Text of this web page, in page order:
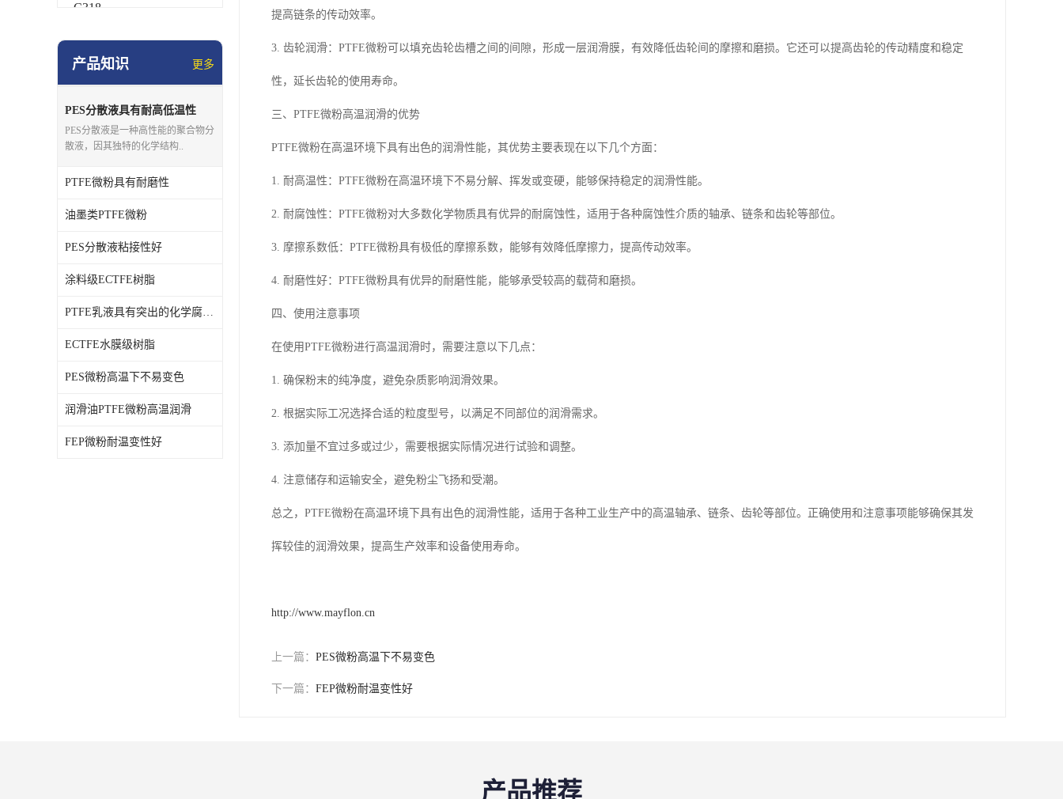
C318
HFP
PE蜡粉
PE改性蜡粉
产品知识 更多
PES分散液具有耐高低温性
PES分散液是一种高性能的聚合物分
散液，因其独特的化学结构..
PTFE微粉具有耐磨性
油墨类PTFE微粉
PES分散液粘接性好
涂料级ECTFE树脂
PTFE乳液具有突出的化学腐蚀能力
ECTFE水膜级树脂
PES微粉高温下不易变色
润滑油PTFE微粉高温润滑
FEP微粉耐温变性好
提高链条的传动效率。
3. 齿轮润滑：PTFE微粉可以填充齿轮齿槽之间的间隙，形成一层润滑膜，有效降低齿轮间的摩擦和磨损。它还可以提高齿轮的传动精度和稳定
性，延长齿轮的使用寿命。
三、PTFE微粉高温润滑的优势
PTFE微粉在高温环境下具有出色的润滑性能，其优势主要表现在以下几个方面：
1. 耐高温性：PTFE微粉在高温环境下不易分解、挥发或变硬，能够保持稳定的润滑性能。
2. 耐腐蚀性：PTFE微粉对大多数化学物质具有优异的耐腐蚀性，适用于各种腐蚀性介质的轴承、链条和齿轮等部位。
3. 摩擦系数低：PTFE微粉具有极低的摩擦系数，能够有效降低摩擦力，提高传动效率。
4. 耐磨性好：PTFE微粉具有优异的耐磨性能，能够承受较高的载荷和磨损。
四、使用注意事项
在使用PTFE微粉进行高温润滑时，需要注意以下几点：
1. 确保粉末的纯净度，避免杂质影响润滑效果。
2. 根据实际工况选择合适的粒度型号，以满足不同部位的润滑需求。
3. 添加量不宜过多或过少，需要根据实际情况进行试验和调整。
4. 注意储存和运输安全，避免粉尘飞扬和受潮。
总之，PTFE微粉在高温环境下具有出色的润滑性能，适用于各种工业生产中的高温轴承、链条、齿轮等部位。正确使用和注意事项能够确保其发
挥较佳的润滑效果，提高生产效率和设备使用寿命。
http://www.mayflon.cn
上一篇： PES微粉高温下不易变色
下一篇： FEP微粉耐温变性好
产品推荐